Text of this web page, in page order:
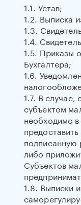
1.1. Устав;
1.2. Выписка
1.3.
1.4.
1.5. Приказы
Бухгалтера;
1.6.
1.7. В случае,
субъектом
необходимо
подписанную
либо
Субъектов
1.8. Выписки